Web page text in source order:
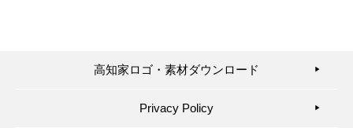
高知家ロゴ・素材ダウンロード ▶︎
Privacy Policy ▶︎